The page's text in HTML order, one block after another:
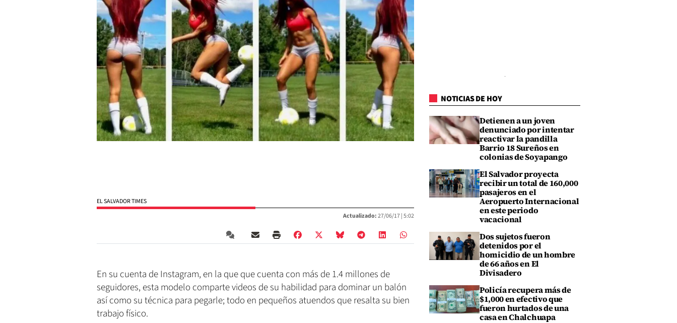
EL SALVADOR TIMES
Actualizado:27/06/17 | 5:02
En su cuenta de Instagram, en la que que cuenta con más de 1.4 millones de
seguidores, esta modelo comparte videos de su habilidad para dominar un balón
así como su técnica para pegarle; todo en pequeños atuendos que resalta su bien
trabajo físico.
NOTICIAS DE HOY
Detienen a un joven
denunciado por intentar
reactivar la pandilla
Barrio 18 Sureños en
colonias de Soyapango
El Salvador proyecta
recibir un total de 160,000
pasajeros en el
Aeropuerto Internacional
en este periodo
vacacional
Dos sujetos fueron
detenidos por el
homicidio de un hombre
de 66 años en El
Divisadero
Policía recupera más de
$1,000 en efectivo que
fueron hurtados de una
casa en Chalchuapa